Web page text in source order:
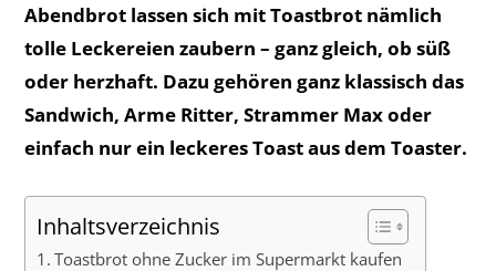
Abendbrot lassen sich mit Toastbrot nämlich
tolle Leckereien zaubern – ganz gleich, ob süß
oder herzhaft. Dazu gehören ganz klassisch das
Sandwich, Arme Ritter, Strammer Max oder
einfach nur ein leckeres Toast aus dem Toaster.
Inhaltsverzeichnis
Toastbrot ohne Zucker im Supermarkt kaufen